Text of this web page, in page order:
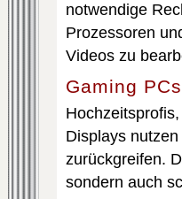
notwendige
Prozessoren
Videos zu
Gaming
Displays
zurückgreifen.
sondern auch